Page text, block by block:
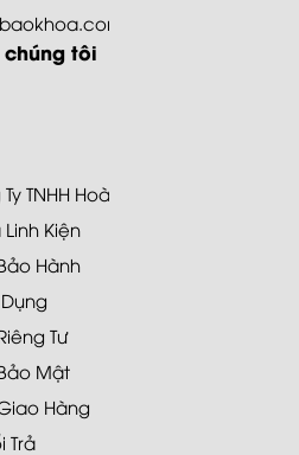
tôi
TNHH Hoàng Bảo Khoa
Kiện
Hành
Tư
Mật
Hàng
Trả